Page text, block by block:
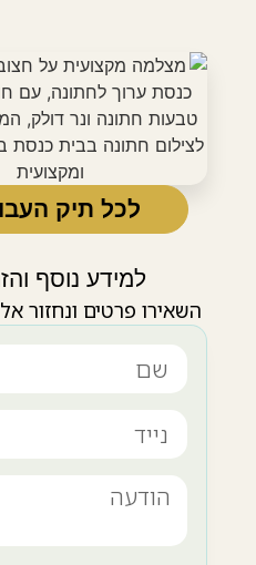
לכל תיק
למידע נוסף
השאירו פרטים ונחזור